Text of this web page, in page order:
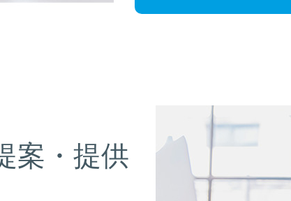
案・提供